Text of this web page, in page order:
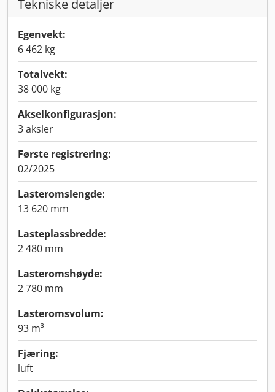
Tekniske detaljer
Egenvekt:
6 462 kg
Totalvekt:
38 000 kg
Akselkonfigurasjon:
3 aksler
Første registrering:
02/2025
Lasteromslengde:
13 620 mm
Lasteplassbredde:
2 480 mm
Lasteromshøyde:
2 780 mm
Lasteromsvolum:
93 m³
Fjæring:
luft